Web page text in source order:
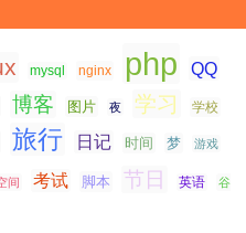
mysql nginx php QQ
博客 图片 夜 学习 学校
旅行 日记 时间 梦 游戏
间 考试 脚本 节日 英语 谷